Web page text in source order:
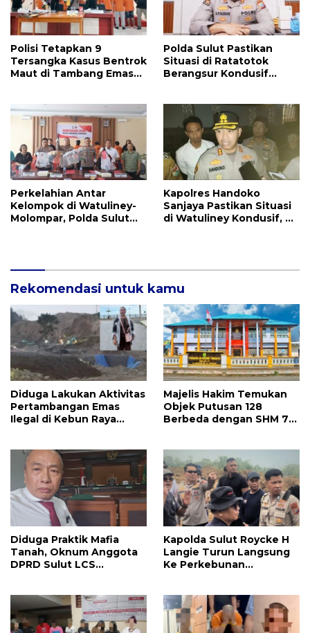
Polisi Tetapkan 9
Tersangka Kasus Bentrok
Maut di Tambang Emas
Polda Sulut Pastikan
Situasi di Ratatotok
Berangsur Kondusif
Perkelahian Antar
Kelompok di Watuliney-
Molompar, Polda Sulut
Kapolres Handoko
Sanjaya Pastikan Situasi
di Watuliney Kondusif, 4
Rekomendasi untuk kamu
Diduga Lakukan Aktivitas
Pertambangan Emas
Ilegal di Kebun Raya
Sondakh
Majelis Hakim Temukan
Objek Putusan 128
Berbeda dengan SHM 79,
Tondano
Diduga Praktik Mafia
Tanah, Oknum Anggota
DPRD Sulut LCS
Kapolda Sulut Roycke H
Langie Turun Langsung
Ke Perkebunan